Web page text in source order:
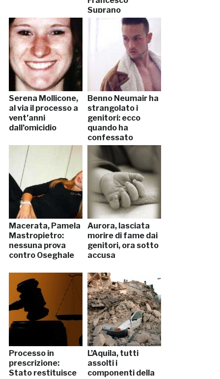
Suprano
Serena Mollicone,
al via il processo a
vent’anni
dall’omicidio
Benno Neumair ha
strangolato i
genitori: ecco
quando ha
confessato
Macerata, Pamela
Mastropietro:
nessuna prova
contro Oseghale
Aurora, lasciata
morire di fame dai
genitori, ora sotto
accusa
Processo in
prescrizione:
Stato restituisce
L’Aquila, tutti
assolti i
componenti della